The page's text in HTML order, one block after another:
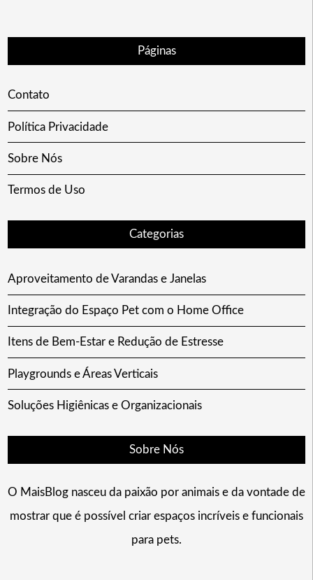
Páginas
Contato
Política Privacidade
Sobre Nós
Termos de Uso
Categorias
Aproveitamento de Varandas e Janelas
Integração do Espaço Pet com o Home Office
Itens de Bem-Estar e Redução de Estresse
Playgrounds e Áreas Verticais
Soluções Higiênicas e Organizacionais
Sobre Nós
O MaisBlog nasceu da paixão por animais e da vontade de
mostrar que é possível criar espaços incríveis e funcionais
para pets.